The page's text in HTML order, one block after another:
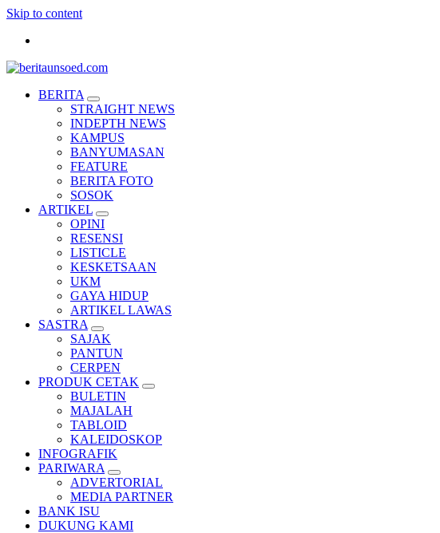
Skip to content
Pemandu Wawasan Almamater
BERITA
STRAIGHT NEWS
INDEPTH NEWS
KAMPUS
BANYUMASAN
FEATURE
BERITA FOTO
SOSOK
ARTIKEL
OPINI
RESENSI
LISTICLE
KESKETSAAN
UKM
GAYA HIDUP
ARTIKEL LAWAS
SASTRA
SAJAK
PANTUN
CERPEN
PRODUK CETAK
BULETIN
MAJALAH
TABLOID
KALEIDOSKOP
INFOGRAFIK
PARIWARA
ADVERTORIAL
MEDIA PARTNER
BANK ISU
DUKUNG KAMI